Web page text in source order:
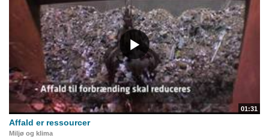
01:31
Affald er ressourcer
Miljø og klima